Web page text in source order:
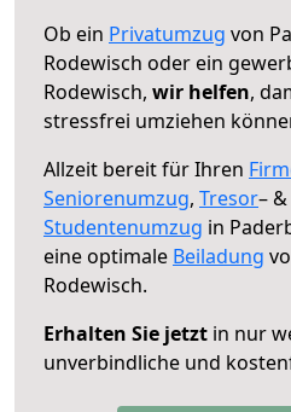
Ob ein Privatumzug von
Rodewisch oder ein
Rodewisch, wir helfen,
stressfrei umziehen
Allzeit bereit für Ihren
Seniorenumzug, Tresor– &
Studentenumzug in
eine optimale Beiladung
Rodewisch.
Erhalten Sie jetzt in nur
unverbindliche und